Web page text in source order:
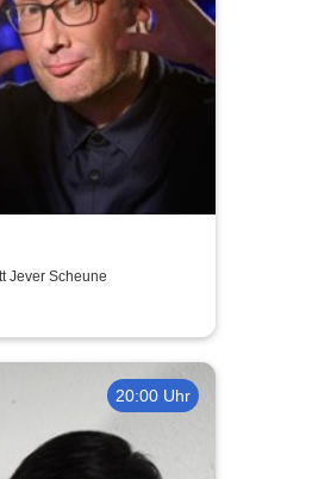
Jever Scheune
20:00 Uhr